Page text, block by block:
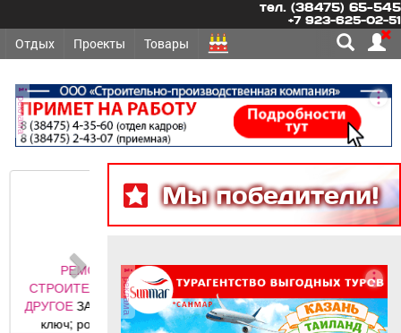
тел. (38475) 65-545
+7 923-625-02-51
Отдых Проекты Товары
реклама
-
под
Мы победители!
реклама